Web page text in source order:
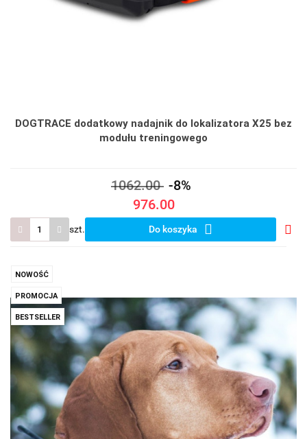
DOGTRACE dodatkowy nadajnik do lokalizatora X25 bez
modułu treningowego
1062.00 -8%
976.00
szt. Do koszyka
NOWOŚĆ
PROMOCJA
BESTSELLER